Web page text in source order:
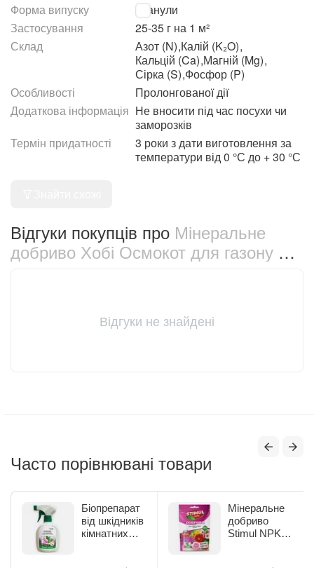
Форма випуску
Гранули
Застосування
25-35 г на 1 м²
Склад
Азот (N),Калій (K₂O),
Кальцій (Ca),Магній (Mg),
Сірка (S),Фосфор (P)
Особливості
Пролонгованої дії
Додаткова інформація Не вносити під час посухи чи
заморозків
Термін придатності
3 роки з дати виготовлення за
температури від 0 °С до + 30 °С
Відгуки покупців про Мінеральне
добриво Хобі Осмокот для газону 1
Відгуки не знайдені
Часто порівнювані товари
Біопрепарат
від шкідників
кімнатних
Мінеральне
добриво
Stimul NPK